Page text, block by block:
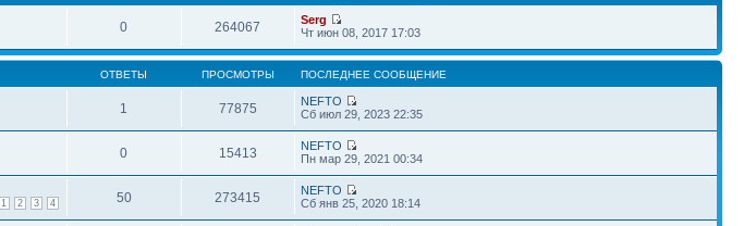
0 264067
Serg
Чт июн 08, 2017 17:03
ОТВЕТЫ ПРОСМОТРЫ ПОСЛЕДНЕЕ СООБЩЕНИЕ
1 77875
NEFTO
Сб июл 29, 2023 22:35
0 15413
NEFTO
Пн мар 29, 2021 00:34
1 2 3 4 50 273415
NEFTO
Сб янв 25, 2020 18:14